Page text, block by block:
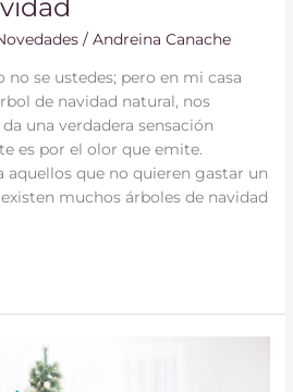
/Andreina Canache
no se ustedes; pero en mi casa
de navidad natural, nos
una verdadera sensación
es por el olor que emite.
aquellos que no quieren gastar un
muchos árboles de navidad